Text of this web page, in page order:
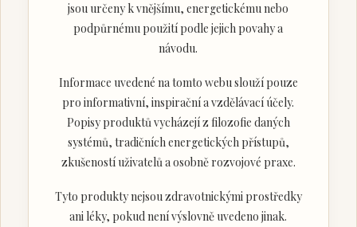
jsou určeny k vnějšímu, energetickému nebo
podpůrnému použití podle jejich povahy a
návodu.
Informace uvedené na tomto webu slouží pouze
pro informativní, inspirační a vzdělávací účely.
Popisy produktů vycházejí z filozofie daných
systémů, tradičních energetických přístupů,
zkušeností uživatelů a osobně rozvojové praxe.
Tyto produkty nejsou zdravotnickými prostředky
ani léky, pokud není výslovně uvedeno jinak.